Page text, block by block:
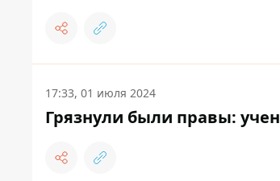
17:33, 01 июля 2024
Грязнули были правы: